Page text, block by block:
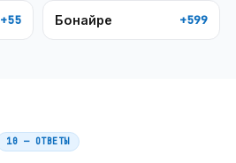
+55 Бонайре +599
10 — ОТВЕТЫ